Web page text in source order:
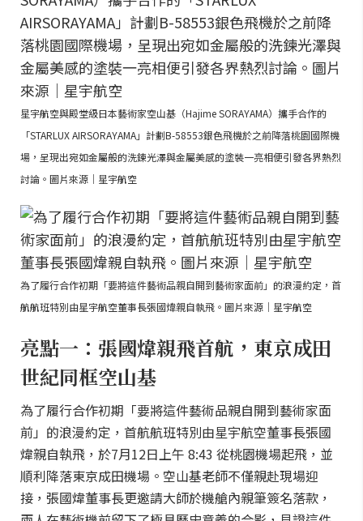
星宇航空與殿堂級日本藝術家空山基（Hajime SORAYAMA）攜手合作的
「STARLUX AIRSORAYAMA」計劃B-58553銀色飛機於之前降落桃園國際機
場，呈現出宛如金屬般的洗鍊光澤與金屬美感的塗裝一亮相便引發各界熱烈
討論。圖片來源｜星宇航空
為了履行合作初期「要將這件藝術品親自開到藝術家面前」的浪漫約定，首
航航班特別由星宇航空董事長張國煒親自執飛。圖片來源｜星宇航空
亮點一：張國煒親飛首航，東京成田
世紀同框空山基
為了履行合作初期「要將這件藝術品親自開到藝術家面
前」的浪漫約定，首航航班特別由星宇航空董事長張國
煒親自執飛，於7月12日上午 8:43 從桃園機場起飛，並
順利降落東京成田機場。空山基老師不僅親赴現場迎
接，張國煒董事長更邀請大師於機艙內親筆簽名落款，